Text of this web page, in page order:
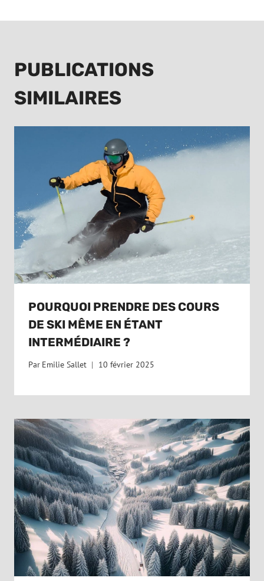
PUBLICATIONS
SIMILAIRES
POURQUOI PRENDRE DES COURS
DE SKI MÊME EN ÉTANT
INTERMÉDIAIRE ?
Par Emilie Sallet 10 février 2025